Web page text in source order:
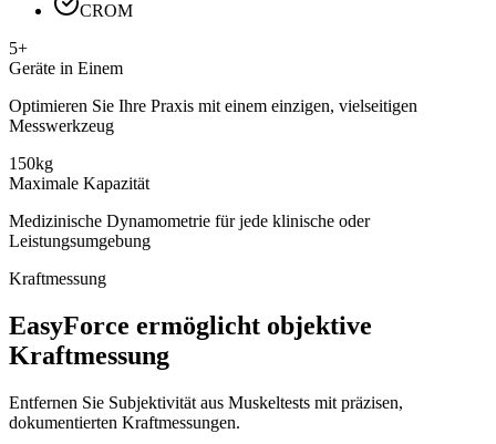
CROM
5+
Geräte in Einem
Optimieren Sie Ihre Praxis mit einem einzigen, vielseitigen
Messwerkzeug
150kg
Maximale Kapazität
Medizinische Dynamometrie für jede klinische oder
Leistungsumgebung
Kraftmessung
EasyForce ermöglicht objektive
Kraftmessung
Entfernen Sie Subjektivität aus Muskeltests mit präzisen,
dokumentierten Kraftmessungen.